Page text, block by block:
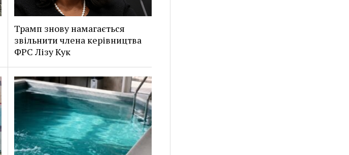
Трамп знову намагається
звільнити члена керівництва
ФРС Лізу Кук